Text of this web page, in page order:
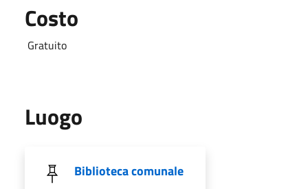
Costo
Gratuito
Luogo
Biblioteca comunale